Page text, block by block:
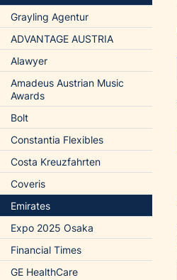
Grayling Agentur
ADVANTAGE AUSTRIA
Alawyer
Amadeus Austrian Music
Awards
Bolt
Constantia Flexibles
Costa Kreuzfahrten
Coveris
Emirates
Expo 2025 Osaka
Financial Times
GE HealthCare